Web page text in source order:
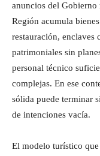
anuncios del
Región acumula
restauración, enclaves
patrimoniales sin
personal técnico
complejas. En ese
sólida puede terminar
de intenciones vacía.
El modelo turístico